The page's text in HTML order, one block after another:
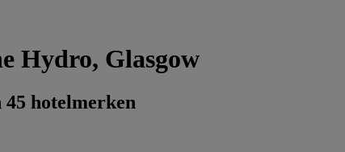
Hydro, Glasgow
45 hotelmerken